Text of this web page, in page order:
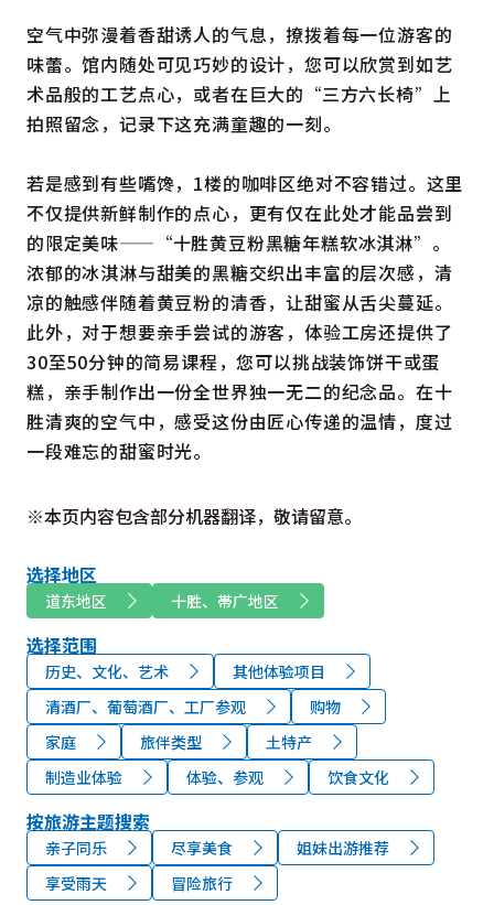
空气中弥漫着香甜诱人的气息，撩拨着每一位游客的
味蕾。馆内随处可见巧妙的设计，您可以欣赏到如艺
术品般的工艺点心，或者在巨大的“三方六长椅”上
拍照留念，记录下这充满童趣的一刻。
若是感到有些嘴馋，1楼的咖啡区绝对不容错过。这里
不仅提供新鲜制作的点心，更有仅在此处才能品尝到
的限定美味——“十胜黄豆粉黑糖年糕软冰淇淋”。
浓郁的冰淇淋与甜美的黑糖交织出丰富的层次感，清
凉的触感伴随着黄豆粉的清香，让甜蜜从舌尖蔓延。
此外，对于想要亲手尝试的游客，体验工房还提供了
30至50分钟的简易课程，您可以挑战装饰饼干或蛋
糕，亲手制作出一份全世界独一无二的纪念品。在十
胜清爽的空气中，感受这份由匠心传递的温情，度过
一段难忘的甜蜜时光。
※本页内容包含部分机器翻译，敬请留意。
选择地区
道东地区 十胜、帯广地区
选择范围
历史、文化、艺术
其他体验项目
清酒厂、葡萄酒厂、工厂参观
购物
家庭
旅伴类型
土特产
制造业体验
体验、参观 饮食文化
按旅游主题搜索
亲子同乐 尽享美食
姐妹出游推荐
享受雨天
冒险旅行